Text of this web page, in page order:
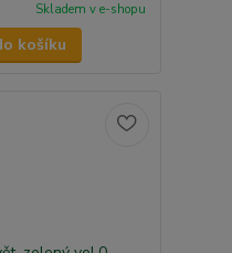
Skladem v e-shopu
košíku